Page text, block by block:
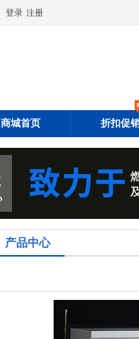
登录 注册
商城首页 折扣促
产品中心